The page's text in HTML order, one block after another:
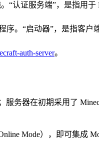
“认证服务端”，是指用
。“启动器”，是指客户
auth-server。
务器在初期采用了
Mode），即可集成